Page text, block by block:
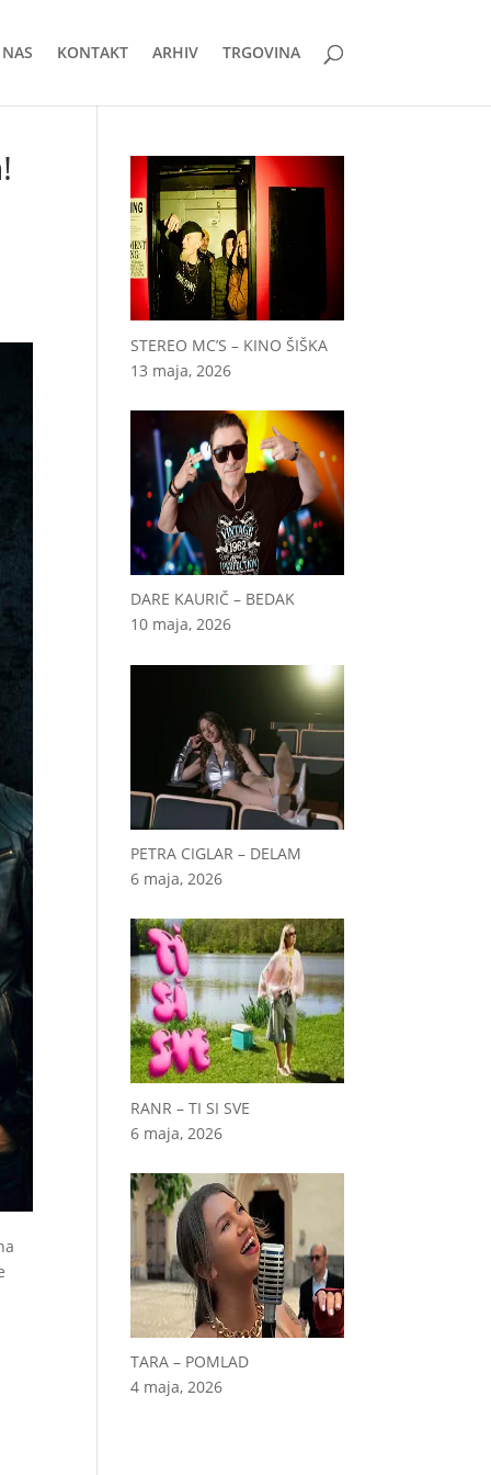
KONTAKT ARHIV TRGOVINA
STEREO MC’S – KINO ŠIŠKA
13 maja, 2026
DARE KAURIČ – BEDAK
10 maja, 2026
PETRA CIGLAR – DELAM
6 maja, 2026
RANR – TI SI SVE
6 maja, 2026
TARA – POMLAD
4 maja, 2026